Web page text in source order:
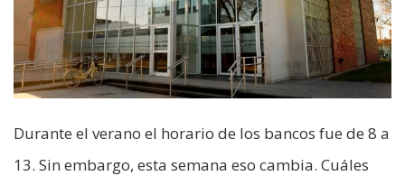
Durante el verano el horario de los bancos fue de 8 a
13. Sin embargo, esta semana eso cambia. Cuáles